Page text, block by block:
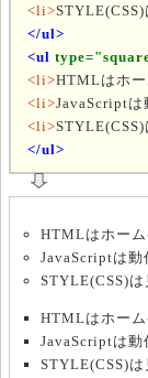
<li>
</ul>
<ul
<li>HTMLはホー
<li>JavaScriptは
<li>
</ul>
HTMLはホーム
JavaScriptは動
STYLE(CSS)
HTMLはホーム
JavaScriptは動
STYLE(CSS)